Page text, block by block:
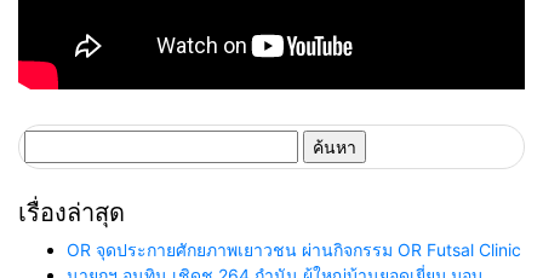
สำหรับ:
เรื่องล่าสุด
OR จุดประกายศักยภาพเยาวชน ผ่านกิจกรรม OR Futsal Clinic